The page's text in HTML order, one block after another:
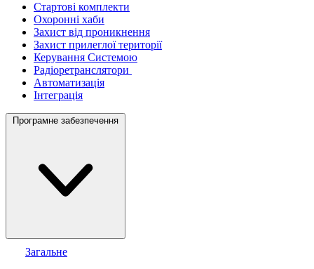
Стартові комплекти
Охоронні хаби
Захист від проникнення
Захист прилеглої території
Керування Системою
Радіоретранслятори
Автоматизація
Інтеграція
Програмне забезпечення
Загальне